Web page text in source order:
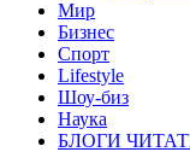
Мир
Бизнес
Спорт
Lifestyle
Шоу-биз
Наука
БЛОГИ